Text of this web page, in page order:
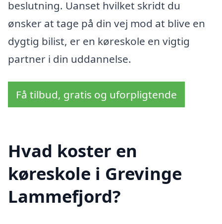
beslutning. Uanset hvilket skridt du
ønsker at tage på din vej mod at blive en
dygtig bilist, er en køreskole en vigtig
partner i din uddannelse.
Få tilbud, gratis og uforpligtende
Hvad koster en
køreskole i Grevinge
Lammefjord?